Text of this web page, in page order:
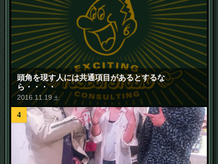
頭角を現す人には共通項目があるとするな
ら・・・・
2016 11 19 土
4